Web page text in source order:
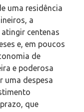
uma residência
a
centenas
e, em poucos
de
e poderosa
uma despesa
que